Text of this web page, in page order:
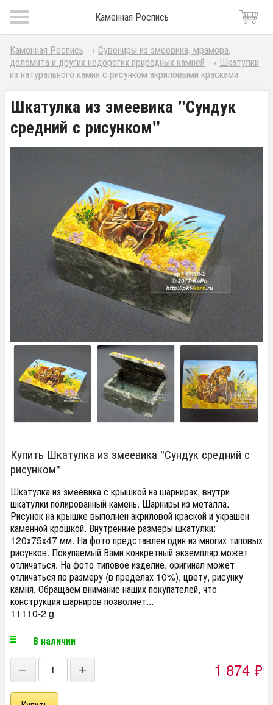
Каменная Роспись
Каменная Роспись → Сувениры из змеевика, мрамора,
доломита и других недорогих природных камней → Шкатулки
из натурального камня с рисунком акриловыми красками
Шкатулка из змеевика "Сундук
средний с рисунком"
Купить Шкатулка из змеевика "Сундук средний с
рисунком"
Шкатулка из змеевика с крышкой на шарнирах, внутри
шкатулки полированный камень. Шарниры из металла.
Рисунок на крышке выполнен акриловой краской и украшен
каменной крошкой. Внутренние размеры шкатулки:
120х75х47 мм. На фото представлен один из многих типовых
рисунков. Покупаемый Вами конкретный экземпляр может
отличаться. На фото типовое изделие, оригинал может
отличаться по размеру (в пределах 10%), цвету, рисунку
камня. Обращаем внимание наших покупателей, что
конструкция шарниров позволяет...
11110-2 g
В наличии
− + 1 874 ₽